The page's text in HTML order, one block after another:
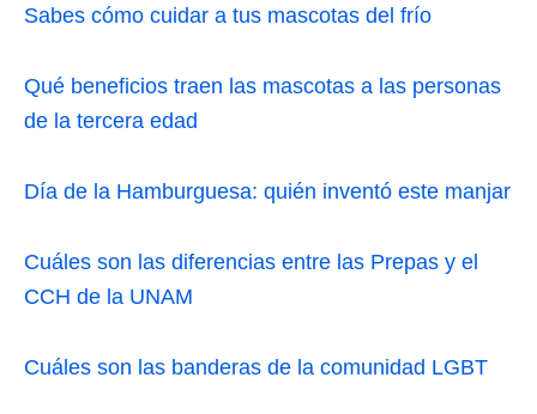
Sabes cómo cuidar a tus mascotas del frío
Qué beneficios traen las mascotas a las personas
de la tercera edad
Día de la Hamburguesa: quién inventó este manjar
Cuáles son las diferencias entre las Prepas y el
CCH de la UNAM
Cuáles son las banderas de la comunidad LGBT